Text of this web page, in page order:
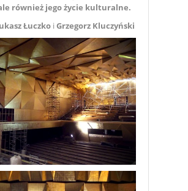
również jego życie kulturalne.
Łuczko i Grzegorz Kluczyński